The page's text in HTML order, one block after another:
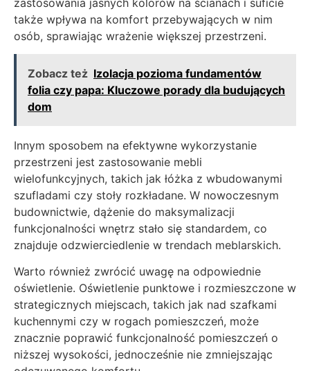
także wpływa na komfort przebywających w nim
osób, sprawiając wrażenie większej przestrzeni.
Zobacz też Izolacja pozioma fundamentów
folia czy papa: Kluczowe porady dla budujących
dom
Innym sposobem na efektywne wykorzystanie
przestrzeni jest zastosowanie mebli
wielofunkcyjnych, takich jak łóżka z wbudowanymi
szufladami czy stoły rozkładane. W nowoczesnym
budownictwie, dążenie do maksymalizacji
funkcjonalności wnętrz stało się standardem, co
znajduje odzwierciedlenie w trendach meblarskich.
Warto również zwrócić uwagę na odpowiednie
oświetlenie. Oświetlenie punktowe i rozmieszczone w
strategicznych miejscach, takich jak nad szafkami
kuchennymi czy w rogach pomieszczeń, może
znacznie poprawić funkcjonalność pomieszczeń o
niższej wysokości, jednocześnie nie zmniejszając